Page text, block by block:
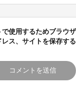
使用するためブラウ
ス、サイトを保存する